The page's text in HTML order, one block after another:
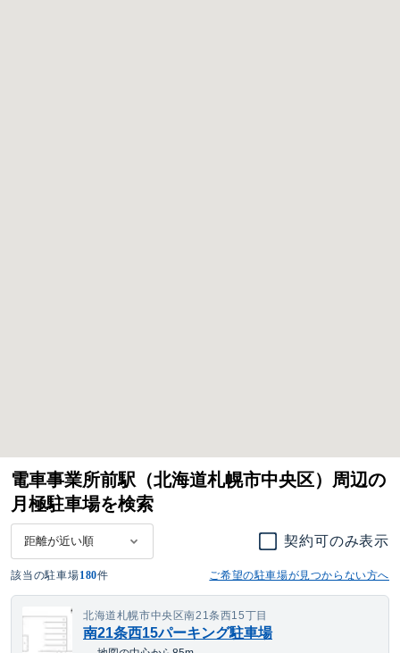
電車事業所前駅（北海道札幌市中央区）周辺の
月極駐車場を検索
契約可のみ表示
該当の駐車場180件 ご希望の駐車場が見つからない方へ
北海道札幌市中央区南21条西15丁目
南21条西15パーキング駐車場